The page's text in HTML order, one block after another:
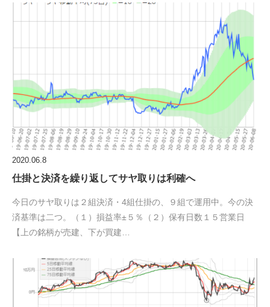
2020.06.8
仕掛と決済を繰り返してサヤ取りは利確へ
今日のサヤ取りは２組決済・4組仕掛の、９組で運用中。今の決
済基準は二つ。（１）損益率±５％（２）保有日数１５営業日
【上の銘柄が売建、下が買建…